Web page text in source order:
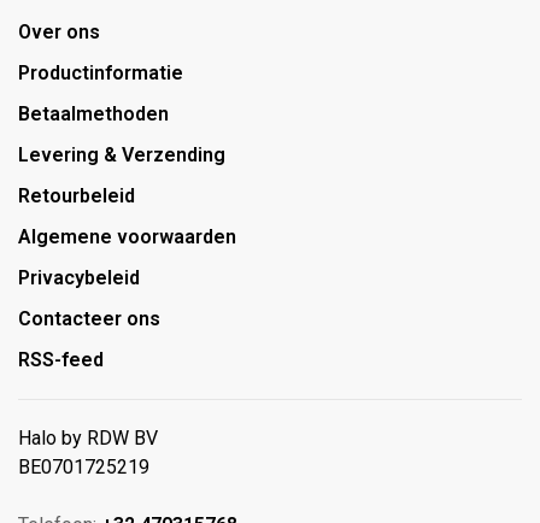
Over ons
Productinformatie
Betaalmethoden
Levering & Verzending
Retourbeleid
Algemene voorwaarden
Privacybeleid
Contacteer ons
RSS-feed
Halo by RDW BV
BE0701725219